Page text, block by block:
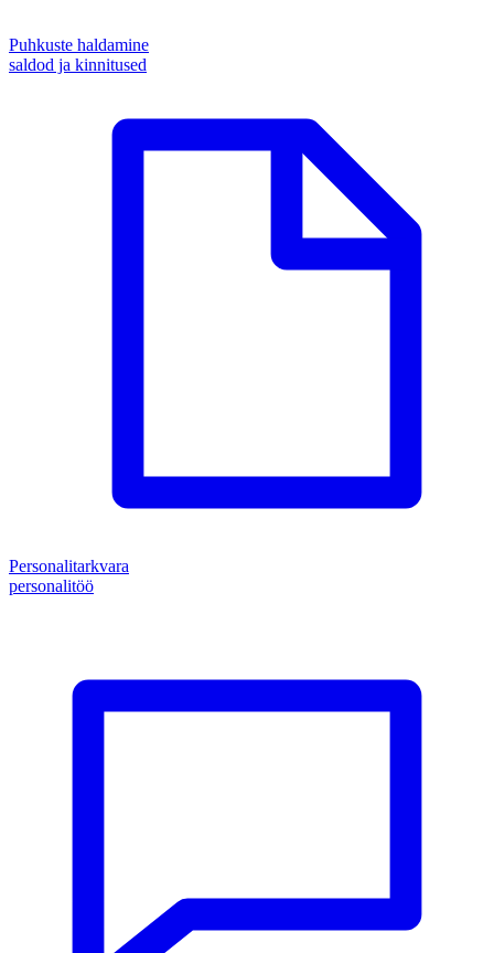
Puhkuste haldamine
saldod ja kinnitused
Personalitarkvara
personalitöö